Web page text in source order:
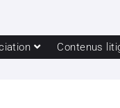
Contenus